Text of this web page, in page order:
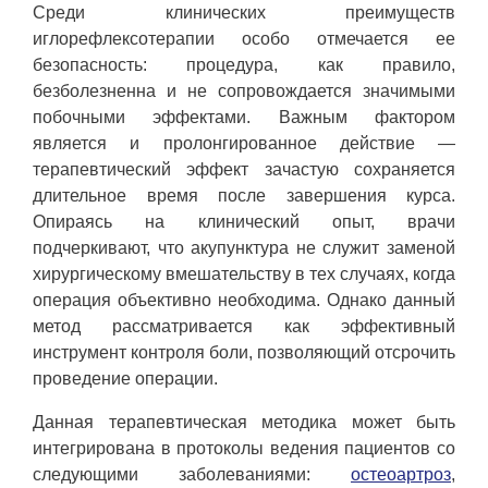
Среди клинических преимуществ
иглорефлексотерапии особо отмечается ее
безопасность: процедура, как правило,
безболезненна и не сопровождается значимыми
побочными эффектами. Важным фактором
является и пролонгированное действие —
терапевтический эффект зачастую сохраняется
длительное время после завершения курса.
Опираясь на клинический опыт, врачи
подчеркивают, что акупунктура не служит заменой
хирургическому вмешательству в тех случаях, когда
операция объективно необходима. Однако данный
метод рассматривается как эффективный
инструмент контроля боли, позволяющий отсрочить
проведение операции.
Данная терапевтическая методика может быть
интегрирована в протоколы ведения пациентов со
следующими заболеваниями: остеоартроз,